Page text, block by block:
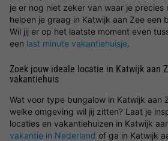
je er nog niet zeker van waar je precies
helpen je graag in Katwijk aan Zee een
Wil jij er op het laatste moment even
een last minute vakantiehuisje.
Zoek jouw ideale locatie in Katwijk aan
vakantiehuis
Wat voor type bungalow in Katwijk aan
welke omgeving wil jij zitten? Laat je
locaties en vakantiehuizen in Katwijk
vakantie in Nederland of ga in Katwijk